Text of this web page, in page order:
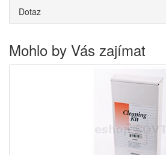
Dotaz
Mohlo by Vás zajímat